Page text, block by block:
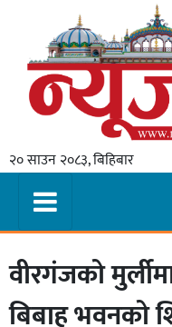
२० साउन २०८३, बिहिबार
गृहपृष्ठ
स्थानीय
प्रदेश
मधेश
प्रदेश
वीरगंजको
बिबाह भवनको